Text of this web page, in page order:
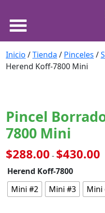
Inicio /Tienda / Pinceles /
Herend Koff-7800 Mini
Pincel
7800 Mini
$288.00 - $430.00
Herend Koff-7800
Mini #2
Mini #3 Mini